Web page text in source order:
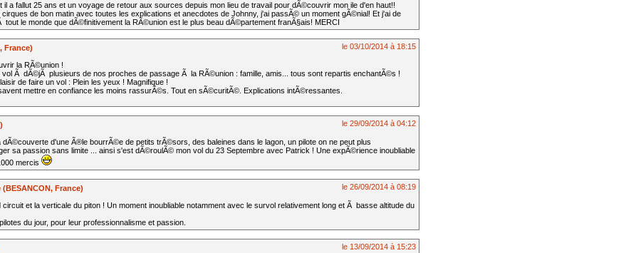
a fallut 25 ans et un voyage de retour aux sources depuis mon lieu de travail pour dÃ©couvrir mon ile d'en haut!!
de bon matin avec toutes les explications et anecdotes de Johnny, j'ai passÃ© un moment gÃ©nial! Et j'ai de
le monde que dÃ©finitivement la RÃ©union est le plus beau dÃ©partement franÃ§ais! MERCI
le 03/10/2014 à 18:15
France)
la RÃ©union !
vol Ã dÃ©jÃ plusieurs de nos proches de passage Ã la RÃ©union : famille, amis... tous sont repartis enchantÃ©s !
de faire un vol : Plein les yeux ! Magnifique !
mettre en confiance les moins rassurÃ©s. Tout en sÃ©curitÃ©. Explications intÃ©ressantes.
le 29/09/2014 à 04:12
d'une Ã®le bourrÃ©e de petits trÃ©sors, des baleines dans le lagon, un pilote on ne peut plus
sa passion sans limite ... ainsi s'est dÃ©roulÃ© mon vol du 23 Septembre avec Patrick ! Une expÃ©rience inoubliable
mercis
le 26/09/2014 à 08:19
France)
et la verticale du piton ! Un moment inoubliable notamment avec le survol relativement long et Ã basse altitude du
du jour, pour leur professionnalisme et passion.
le 13/09/2014 à 15:23